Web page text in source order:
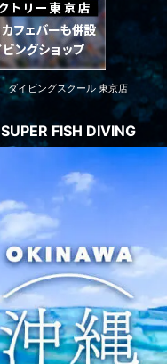
ダイビングスクール 東京店
SUPER FISH DIVING